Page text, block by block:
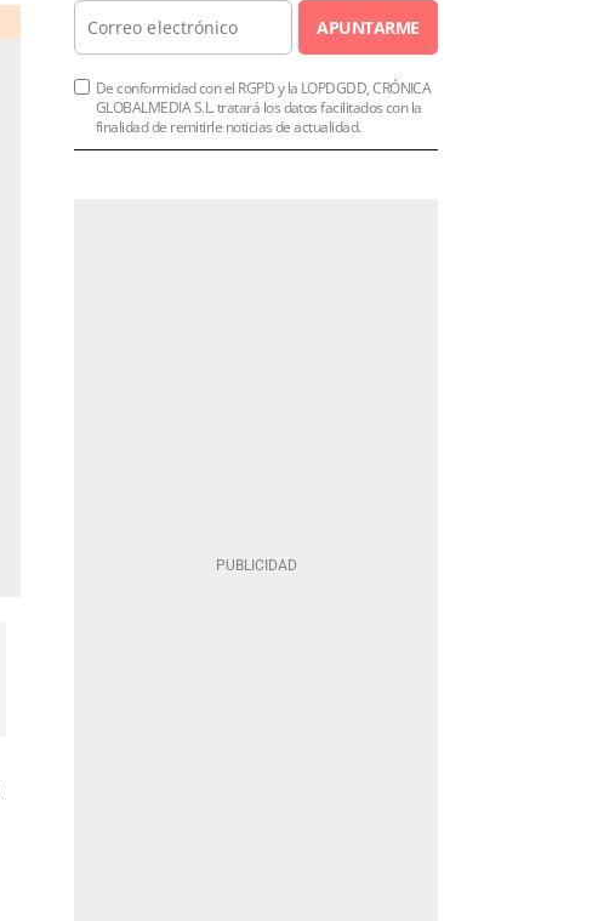
APUNTARME
De conformidad con el RGPD y la LOPDGDD, CRÓNICA
GLOBALMEDIA S.L. tratará los datos facilitados con la
finalidad de remitirle noticias de actualidad.